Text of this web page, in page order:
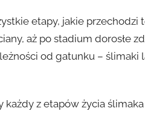
etapy, jakie przechodzi
aż po stadium dorosłe
od gatunku –
z etapów życia